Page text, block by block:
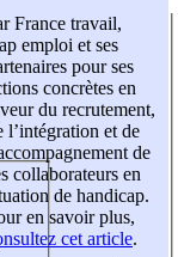
France travail,
emploi et ses
pour ses
concrètes en
du recrutement,
l’intégration et de
de
collaborateurs en
de handicap.
en savoir plus,
cet article.